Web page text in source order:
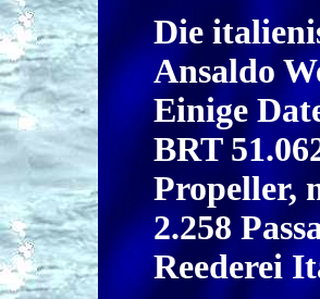
Die
Ansaldo
Einige
BRT
Propeller,
2.258
Reederei